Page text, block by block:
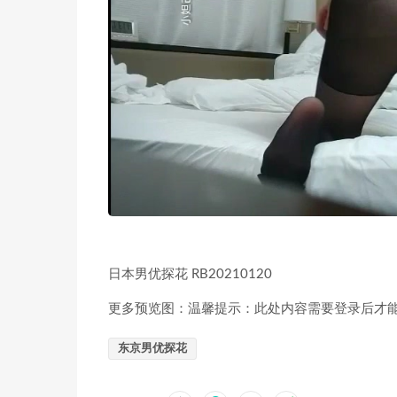
日本男优探花 RB20210120
更多预览图：温馨提示：此处内容需要登录后才
东京男优探花